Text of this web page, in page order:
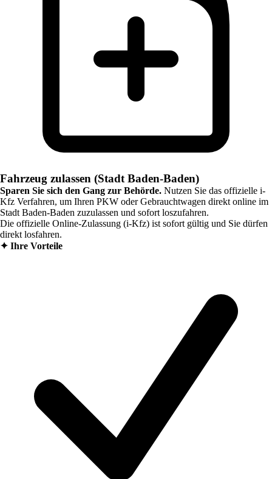
Fahrzeug zulassen (Stadt Baden-Baden)
Sparen Sie sich den Gang zur Behörde. Nutzen Sie das offizielle i-
Kfz Verfahren, um Ihren PKW oder Gebrauchtwagen direkt online im
Stadt Baden-Baden zuzulassen und sofort loszufahren.
Die offizielle Online-Zulassung (i-Kfz) ist sofort gültig und Sie dürfen
direkt losfahren.
✦ Ihre Vorteile